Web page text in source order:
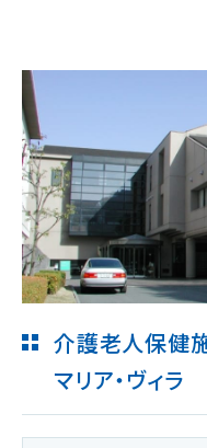
介護老人保健
マリア・ヴィラ